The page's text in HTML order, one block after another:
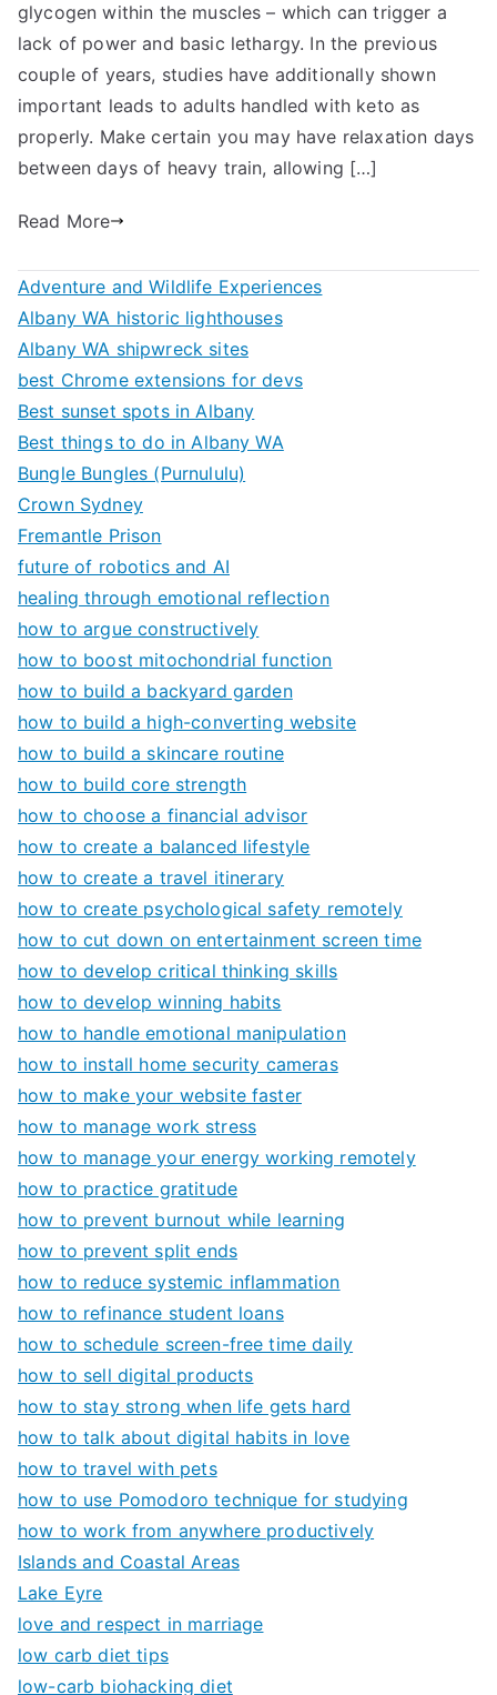
glycogen within the muscles – which can trigger a
lack of power and basic lethargy. In the previous
couple of years, studies have additionally shown
important leads to adults handled with keto as
properly. Make certain you may have relaxation days
between days of heavy train, allowing […]
Read More
Adventure and Wildlife Experiences
Albany WA historic lighthouses
Albany WA shipwreck sites
best Chrome extensions for devs
Best sunset spots in Albany
Best things to do in Albany WA
Bungle Bungles (Purnululu)
Crown Sydney
Fremantle Prison
future of robotics and AI
healing through emotional reflection
how to argue constructively
how to boost mitochondrial function
how to build a backyard garden
how to build a high-converting website
how to build a skincare routine
how to build core strength
how to choose a financial advisor
how to create a balanced lifestyle
how to create a travel itinerary
how to create psychological safety remotely
how to cut down on entertainment screen time
how to develop critical thinking skills
how to develop winning habits
how to handle emotional manipulation
how to install home security cameras
how to make your website faster
how to manage work stress
how to manage your energy working remotely
how to practice gratitude
how to prevent burnout while learning
how to prevent split ends
how to reduce systemic inflammation
how to refinance student loans
how to schedule screen-free time daily
how to sell digital products
how to stay strong when life gets hard
how to talk about digital habits in love
how to travel with pets
how to use Pomodoro technique for studying
how to work from anywhere productively
Islands and Coastal Areas
Lake Eyre
love and respect in marriage
low carb diet tips
low-carb biohacking diet